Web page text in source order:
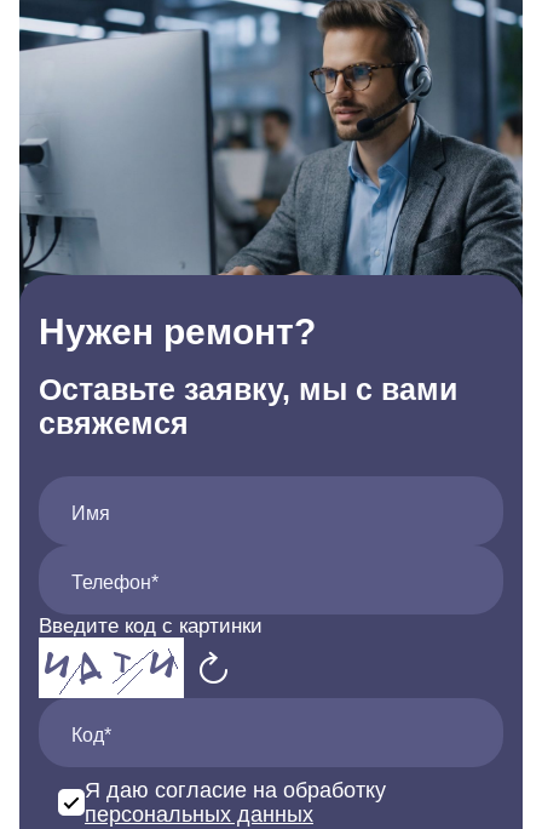
Нужен ремонт?
Оставьте заявку, мы с вами
свяжемся
Имя
Телефон*
Введите код с картинки
Код*
Я даю согласие на обработку
персональных данных